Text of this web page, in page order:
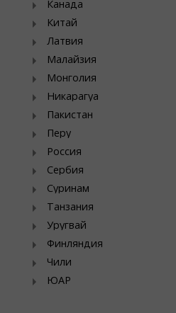
Канада
Китай
Латвия
Малайзия
Монголия
Никарагуа
Пакистан
Перу
Россия
Сербия
Суринам
Танзания
Уругвай
Финляндия
Чили
ЮАР